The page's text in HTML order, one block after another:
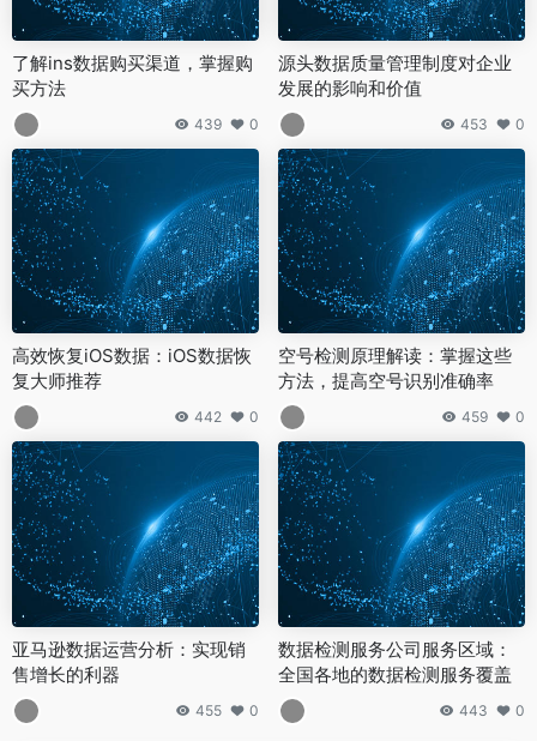
了解ins数据购买渠道，掌握购
买方法
439 0
源头数据质量管理制度对企业
发展的影响和价值
453 0
高效恢复iOS数据：iOS数据恢
复大师推荐
442 0
空号检测原理解读：掌握这些
方法，提高空号识别准确率
459 0
亚马逊数据运营分析：实现销
售增长的利器
455 0
数据检测服务公司服务区域：
全国各地的数据检测服务覆盖
443 0